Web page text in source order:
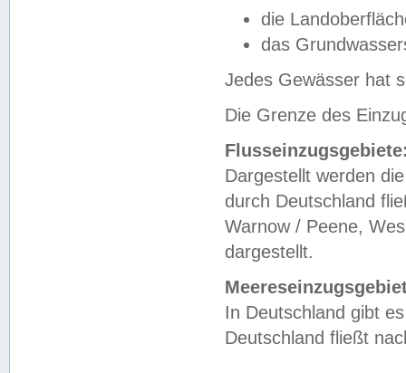
die
das
Jedes Gewässer hat
Die Grenze des
Dargestellt werden
durch Deutschland
Warnow / Peene,
dargestellt.
In Deutschland gibt
Deutschland fließt